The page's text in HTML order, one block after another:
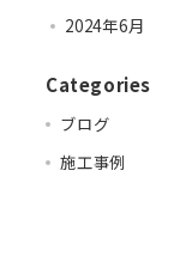
2024年6月
Categories
ブログ
施工事例